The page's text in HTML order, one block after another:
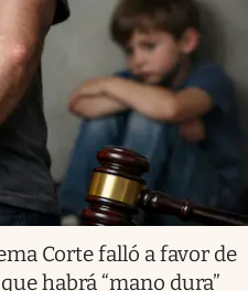
Corte falló a favor de
habrá “mano dura”